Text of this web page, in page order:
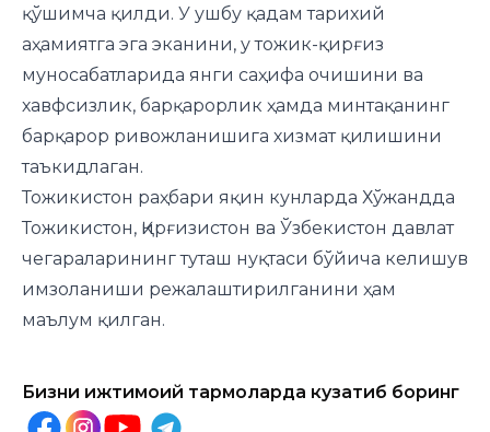
қўшимча қилди. У ушбу қадам тарихий
аҳамиятга эга эканини, у тожик-қирғиз
муносабатларида янги саҳифа очишини ва
хавфсизлик, барқарорлик ҳамда минтақанинг
барқарор ривожланишига хизмат қилишини
таъкидлаган.
Тожикистон раҳбари яқин кунларда Хўжандда
Тожикистон, Қирғизистон ва Ўзбекистон давлат
чегараларининг туташ нуқтаси бўйича келишув
имзоланиши режалаштирилганини ҳам
маълум қилган.
Бизни ижтимоий тармоқларда кузатиб боринг